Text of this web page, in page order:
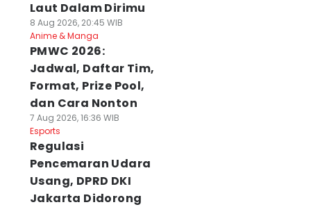
Laut Dalam Dirimu
8 Aug 2026, 20:45 WIB
Anime & Manga
PMWC 2026:
Jadwal, Daftar Tim,
Format, Prize Pool,
dan Cara Nonton
7 Aug 2026, 16:36 WIB
Esports
Regulasi
Pencemaran Udara
Usang, DPRD DKI
Jakarta Didorong